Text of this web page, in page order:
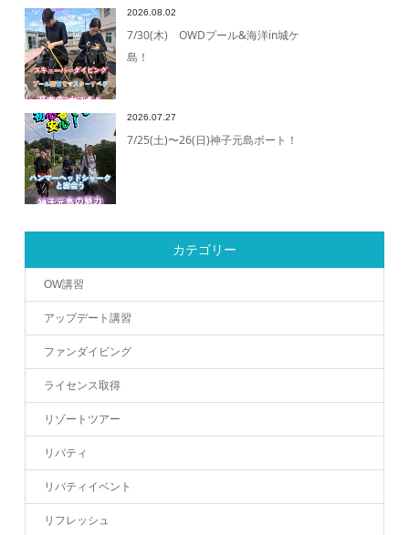
2026.08.02
7/30(木) OWDプール&海洋in城ケ
島！
2026.07.27
7/25(土)〜26(日)神子元島ボート！
カテゴリー
OW講習
アップデート講習
ファンダイビング
ライセンス取得
リゾートツアー
リバティ
リバティイベント
リフレッシュ